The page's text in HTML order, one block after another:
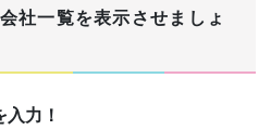
社一覧を表示させましょ
力！